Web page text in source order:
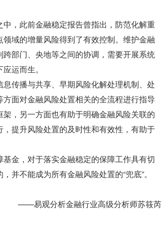
中，此前金融稳定报告曾指出，防范化解重
域的增量风险得到了有效控制。维护金融
部门、央地等之间的协调，需要开展系统
运而生。
传播与共享、早期风险化解处理机制、处
面对金融风险处置相关的全流程进行指导
，另一方面也有助于明确金融风险关联的
提升风险处置的及时性和有效性，有助于
金，对于落实金融稳定的保障工作具有切
并不能成为所有金融风险处置的“兜底”。
——易观分析金融行业高级分析师苏筱芮